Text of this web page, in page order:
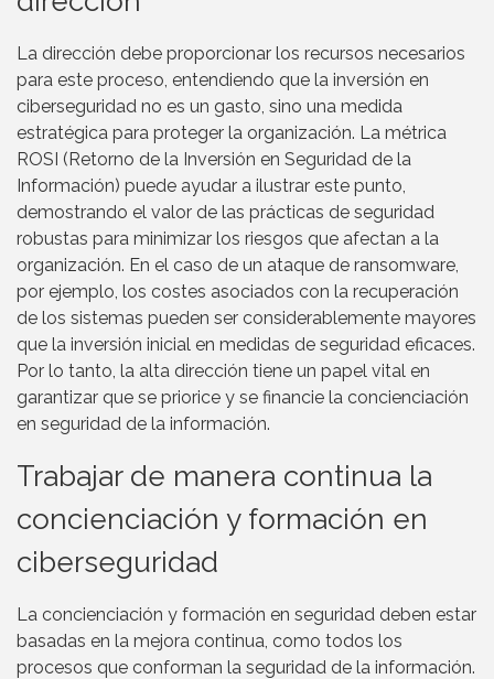
La dirección debe proporcionar los recursos necesarios
para este proceso, entendiendo que la inversión en
ciberseguridad no es un gasto, sino una medida
estratégica para proteger la organización. La métrica
ROSI (Retorno de la Inversión en Seguridad de la
Información) puede ayudar a ilustrar este punto,
demostrando el valor de las prácticas de seguridad
robustas para minimizar los riesgos que afectan a la
organización. En el caso de un ataque de ransomware,
por ejemplo, los costes asociados con la recuperación
de los sistemas pueden ser considerablemente mayores
que la inversión inicial en medidas de seguridad eficaces.
Por lo tanto, la alta dirección tiene un papel vital en
garantizar que se priorice y se financie la concienciación
en seguridad de la información.
Trabajar de manera continua la
concienciación y formación en
ciberseguridad
La concienciación y formación en seguridad deben estar
basadas en la mejora continua, como todos los
procesos que conforman la seguridad de la información.